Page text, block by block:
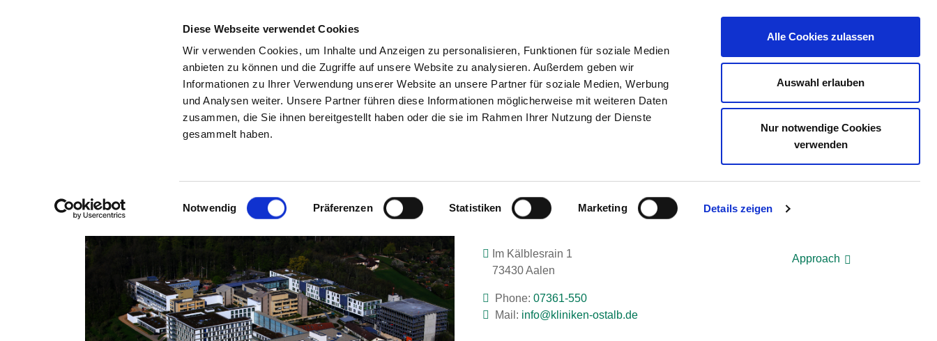
Diese Webseite verwendet Cookies
Wir verwenden Cookies, um Inhalte und Anzeigen zu personalisieren, Funktionen für soziale Medien
anbieten zu können und die Zugriffe auf unsere Website zu analysieren. Außerdem geben wir
Informationen zu Ihrer Verwendung unserer Website an unsere Partner für soziale Medien, Werbung
und Analysen weiter. Unsere Partner führen diese Informationen möglicherweise mit weiteren Daten
zusammen, die Sie ihnen bereitgestellt haben oder die sie im Rahmen Ihrer Nutzung der Dienste
gesammelt haben.
Einwilligungsauswahl
Notwendig Präferenzen Statistiken Marketing Details zeigen
Alle Cookies zulassen
Auswahl erlauben
Nur notwendige Cookies
verwenden
SEARCH TIPS & HELP THE DIRECTORY JOB PORTAL CONTACT
Back to the search results
OSTALB-KLINIKUM AALEN
Im Kälblesrain 1
73430 Aalen
Phone: 07361-550
Mail: ed.blatso-nekinilk@ofni
Approach